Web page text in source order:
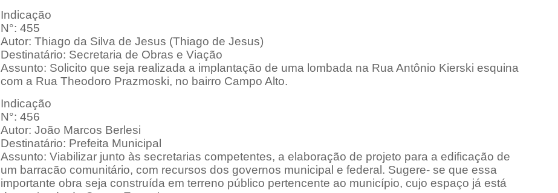
Indicação
N°: 455
Autor: Thiago da Silva de Jesus (Thiago de Jesus)
Destinatário: Secretaria de Obras e Viação
Assunto: Solicito que seja realizada a implantação de uma lombada na Rua Antônio Kierski esquina
com a Rua Theodoro Prazmoski, no bairro Campo Alto.
Indicação
N°: 456
Autor: João Marcos Berlesi
Destinatário: Prefeita Municipal
Assunto: Viabilizar junto às secretarias competentes, a elaboração de projeto para a edificação de
um barracão comunitário, com recursos dos governos municipal e federal. Sugere- se que essa
importante obra seja construída em terreno público pertencente ao município, cujo espaço já está